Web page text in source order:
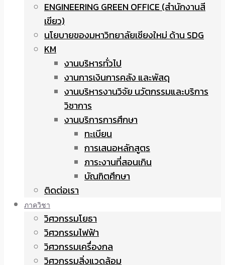
ENGINEERING GREEN OFFICE (สำนักงานสี
เขียว)
นโยบายของมหาวิทยาลัยเชียงใหม่ ด้าน SDG
KM
งานบริหารทั่วไป
งานการเงินการคลัง และพัสดุ
งานบริหารงานวิจัย นวัตกรรมและบริการ
วิชาการ
งานบริการการศึกษา
ทะเบียน
การเสนอหลักสูตร
ภาระงานที่สอนเกิน
บัณฑิตศึกษา
ติดต่อเรา
ภาควิชา
วิศวกรรมโยธา
วิศวกรรมไฟฟ้า
วิศวกรรมเครื่องกล
วิศวกรรมสิ่งแวดล้อม